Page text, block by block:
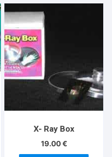
X- Ray Box
19.00€